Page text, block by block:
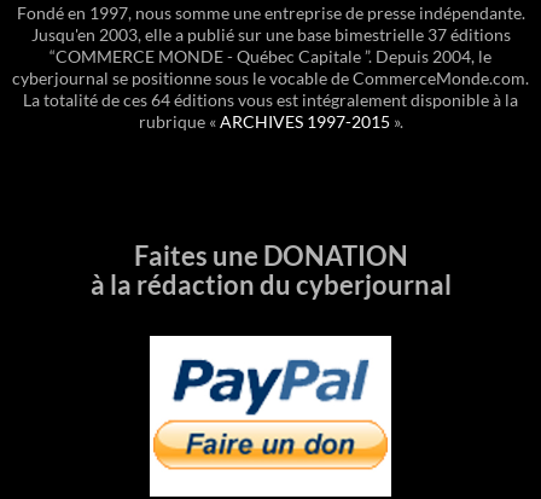
Fondé en 1997, nous somme une entreprise de presse indépendante.
Jusqu'en 2003, elle a publié sur une base bimestrielle 37 éditions
“COMMERCE MONDE - Québec Capitale ”. Depuis 2004, le
cyberjournal se positionne sous le vocable de CommerceMonde.com.
La totalité de ces 64 éditions vous est intégralement disponible à la
rubrique «ARCHIVES 1997-2015 ».
Faites une DONATION
à la rédaction du cyberjournal